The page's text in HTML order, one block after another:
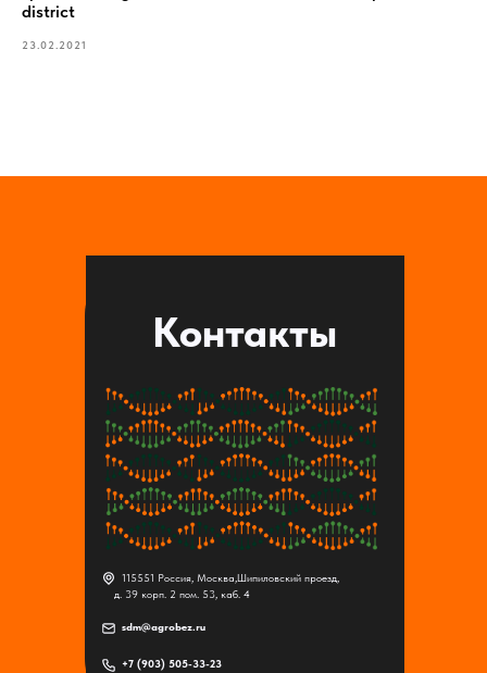
district
23.02.2021
Контакты
115551 Россия, Москва,Шипиловский проезд,
д. 39 корп. 2 пом. 53, каб. 4
⠀ sdm@agrobez.ru
+7 (903) 505-33-23